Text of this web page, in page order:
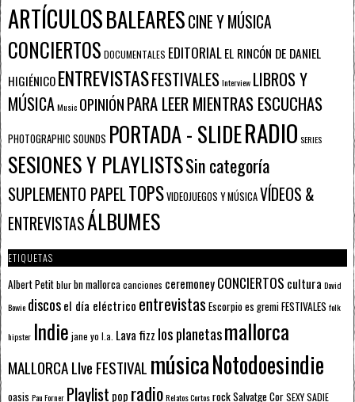
ARTÍCULOSBALEARESCINE Y MÚSICA
CONCIERTOS DOCUMENTALES EDITORIALEL RINCÓN DE DANIEL
HIGIÉNICOENTREVISTASFESTIVALESInterview LIBROS Y
MÚSICAMusic OPINIÓNPARA LEER MIENTRAS ESCUCHAS
PHOTOGRAPHIC SOUNDS PORTADA - SLIDERADIO SERIES
SESIONES Y PLAYLISTSSin categoría
SUPLEMENTO PAPELTOPSVIDEOJUEGOS Y MÚSICAVÍDEOS &
ENTREVISTASÁLBUMES
ETIQUETAS
Albert Petitblurbn mallorcacanciones ceremoneyCONCIERTOS cultura David
Bowie discosel día eléctrico entrevistas Escorpioes gremiFESTIVALES folk
hipster Indie jane yo l.a. Lava fizz los planetasmallorca
MALLORCA LIve FESTIVAL músicaNotodoesindie
oasis Pau Forner Playlist pop radioRelatos CortosrockSalvatge CorSEXY SADIE